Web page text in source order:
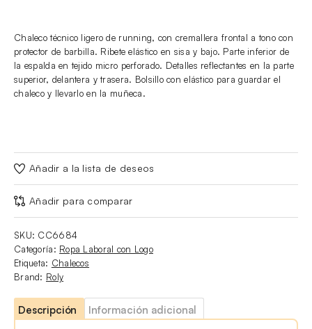
Chaleco técnico ligero de running, con cremallera frontal a tono con
protector de barbilla. Ribete elástico en sisa y bajo. Parte inferior de
la espalda en tejido micro perforado. Detalles reflectantes en la parte
superior, delantera y trasera. Bolsillo con elástico para guardar el
chaleco y llevarlo en la muñeca.
Añadir a la lista de deseos
Añadir para comparar
SKU: CC6684
Categoría: Ropa Laboral con Logo
Etiqueta: Chalecos
Brand: Roly
Descripción Información adicional